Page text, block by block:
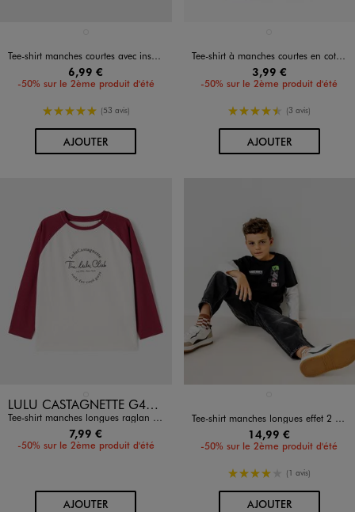
Tee-shirt manches courtes avec inscriptions graffiti garçon
6,99 €
-50% sur le 2ème produit d'été
5/5 de moyenne
(53 avis)
AJOUTERAU PANIER
Tee-shirt à manches courtes en coton uni garçon
3,99 €
-50% sur le 2ème produit d'été
4.5/5 de moyenne
(3 avis)
AJOUTERAU PANIER
Disponible en 1 coloris LULU CASTAGNETTE G4G D
Tee-shirt manches longues raglan en jersey de coton imprimé garçon - LuluCastagnette
7,99 €
-50% sur le 2ème produit d'été
AJOUTERAU PANIER
Tee-shirt manches longues effet 2 en 1 garçon - Minecraft
14,99 €
-50% sur le 2ème produit d'été
4/5 de moyenne
(1 avis)
AJOUTERAU PANIER